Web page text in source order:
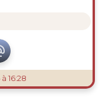
16:28